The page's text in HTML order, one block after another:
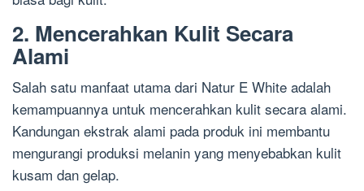
2. Mencerahkan Kulit Secara
Alami
Salah satu manfaat utama dari Natur E White adalah
kemampuannya untuk mencerahkan kulit secara alami.
Kandungan ekstrak alami pada produk ini membantu
mengurangi produksi melanin yang menyebabkan kulit
kusam dan gelap.